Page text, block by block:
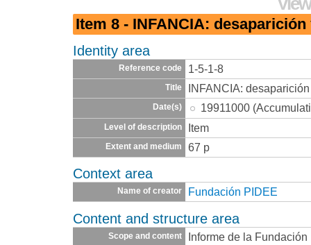
Item 8 - INFANCIA:
Identity area
Reference code 1-5-1-8
Title INFANCIA:
Date(s) 19911000
Level of description Item
Extent and medium 67 p
Context area
Name of creator Fundación PIDEE
Content and structure area
Scope and content
Informe de la